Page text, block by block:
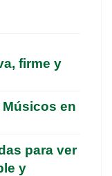
firme y
en
para ver
y